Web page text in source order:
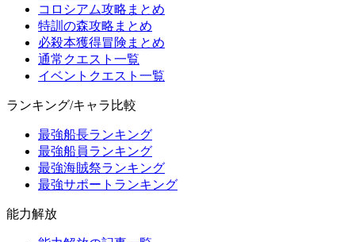
コロシアム攻略まとめ
特訓の森攻略まとめ
必殺本獲得冒険まとめ
通常クエスト一覧
イベントクエスト一覧
ランキング/キャラ比較
最強船長ランキング
最強船員ランキング
最強海賊祭ランキング
最強サポートランキング
能力解放